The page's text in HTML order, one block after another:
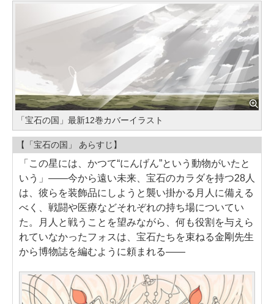
「宝石の国」最新12巻カバーイラスト
【「宝石の国」 あらすじ】
「この星には、かつて“にんげん”という動物がいたと
いう」――今から遠い未来、宝石のカラダを持つ28人
は、彼らを装飾品にしようと襲い掛かる月人に備える
べく、戦闘や医療などそれぞれの持ち場についてい
た。月人と戦うことを望みながら、何も役割を与えら
れていなかったフォスは、宝石たちを束ねる金剛先生
から博物誌を編むように頼まれる――